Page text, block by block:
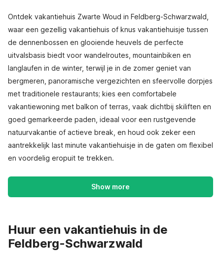
Ontdek vakantiehuis Zwarte Woud in Feldberg-Schwarzwald,
waar een gezellig vakantiehuis of knus vakantiehuisje tussen
de dennenbossen en glooiende heuvels de perfecte
uitvalsbasis biedt voor wandelroutes, mountainbiken en
langlaufen in de winter, terwijl je in de zomer geniet van
bergmeren, panoramische vergezichten en sfeervolle dorpjes
met traditionele restaurants; kies een comfortabele
vakantiewoning met balkon of terras, vaak dichtbij skiliften en
goed gemarkeerde paden, ideaal voor een rustgevende
natuurvakantie of actieve break, en houd ook zeker een
aantrekkelijk last minute vakantiehuisje in de gaten om flexibel
en voordelig eropuit te trekken.
Show more
Huur een vakantiehuis in de
Feldberg-Schwarzwald